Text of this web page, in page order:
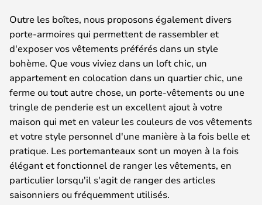
Outre les boîtes, nous proposons également divers
porte-armoires qui permettent de rassembler et
d'exposer vos vêtements préférés dans un style
bohème. Que vous viviez dans un loft chic, un
appartement en colocation dans un quartier chic, une
ferme ou tout autre chose, un porte-vêtements ou une
tringle de penderie est un excellent ajout à votre
maison qui met en valeur les couleurs de vos vêtements
et votre style personnel d'une manière à la fois belle et
pratique. Les portemanteaux sont un moyen à la fois
élégant et fonctionnel de ranger les vêtements, en
particulier lorsqu'il s'agit de ranger des articles
saisonniers ou fréquemment utilisés.